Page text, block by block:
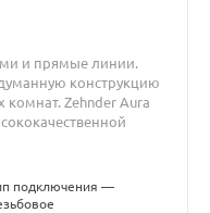
и прямые линии.
конструкцию
Zehnder Aura
подключения —